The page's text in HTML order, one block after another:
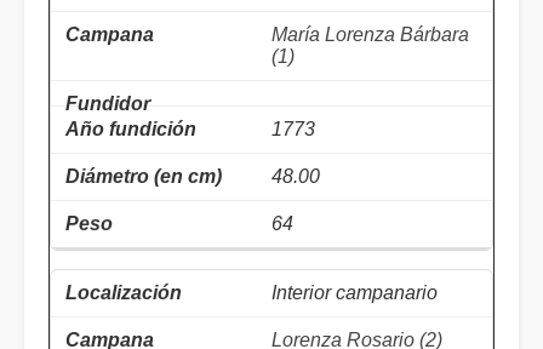
María Lorenza Bárbara
(1)
1773
48.00
64
Interior campanario
Lorenza Rosario (2)